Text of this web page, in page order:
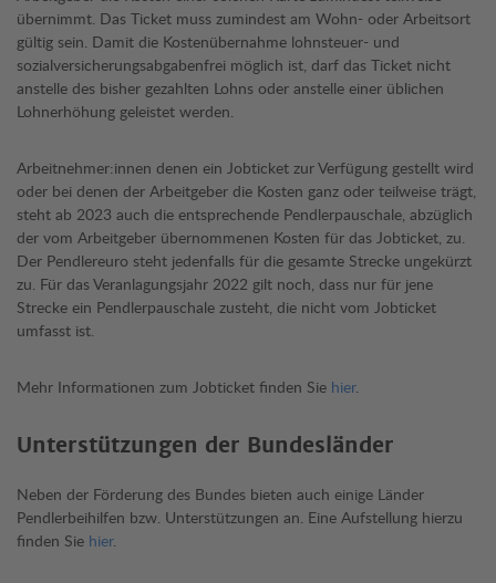
übernimmt. Das Ticket muss zumindest am Wohn- oder Arbeitsort
gültig sein. Damit die Kostenübernahme lohnsteuer- und
sozialversicherungsabgabenfrei möglich ist, darf das Ticket nicht
anstelle des bisher gezahlten Lohns oder anstelle einer üblichen
Lohnerhöhung geleistet werden.
Arbeitnehmer:innen denen ein Jobticket zur Verfügung gestellt wird
oder bei denen der Arbeitgeber die Kosten ganz oder teilweise trägt,
steht ab 2023 auch die entsprechende Pendlerpauschale, abzüglich
der vom Arbeitgeber übernommenen Kosten für das Jobticket, zu.
Der Pendlereuro steht jedenfalls für die gesamte Strecke ungekürzt
zu. Für das Veranlagungsjahr 2022 gilt noch, dass nur für jene
Strecke ein Pendlerpauschale zusteht, die nicht vom Jobticket
umfasst ist.
Mehr Informationen zum Jobticket finden Sie hier.
Unterstützungen der Bundesländer
Neben der Förderung des Bundes bieten auch einige Länder
Pendlerbeihilfen bzw. Unterstützungen an. Eine Aufstellung hierzu
finden Sie hier.